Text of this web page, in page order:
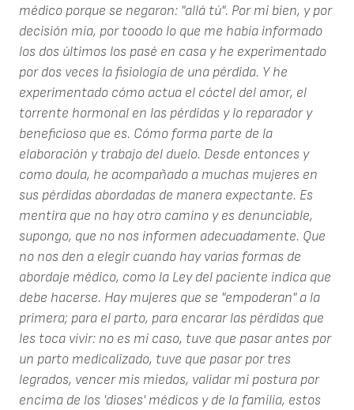
médico porque se negaron: "allá tú". Por mi bien, y por
decisión mía, por tooodo lo que me había informado
los dos últimos los pasé en casa y he experimentado
por dos veces la fisiología de una pérdida. Y he
experimentado cómo actua el cóctel del amor, el
torrente hormonal en las pérdidas y lo reparador y
beneficioso que es. Cómo forma parte de la
elaboración y trabajo del duelo. Desde entonces y
como doula, he acompañado a muchas mujeres en
sus pérdidas abordadas de manera expectante. Es
mentira que no hay otro camino y es denunciable,
supongo, que no nos informen adecuadamente. Que
no nos den a elegir cuando hay varias formas de
abordaje médico, como la Ley del paciente indica que
debe hacerse. Hay mujeres que se "empoderan" a la
primera; para el parto, para encarar las pérdidas que
les toca vivir: no es mi caso, tuve que pasar antes por
un parto medicalizado, tuve que pasar por tres
legrados, vencer mis miedos, validar mi postura por
encima de los 'dioses' médicos y de la familia, estos